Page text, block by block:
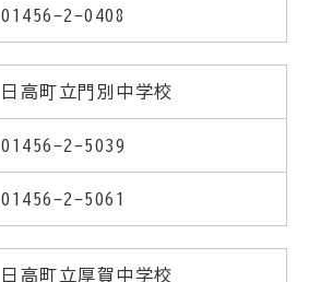
01456-2-0408
日高町立門別中学校
01456-2-5039
01456-2-5061
日高町立厚賀中学校